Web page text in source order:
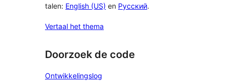
talen: English (US) en Русский.
Vertaal het thema
Doorzoek de code
Ontwikkelingslog